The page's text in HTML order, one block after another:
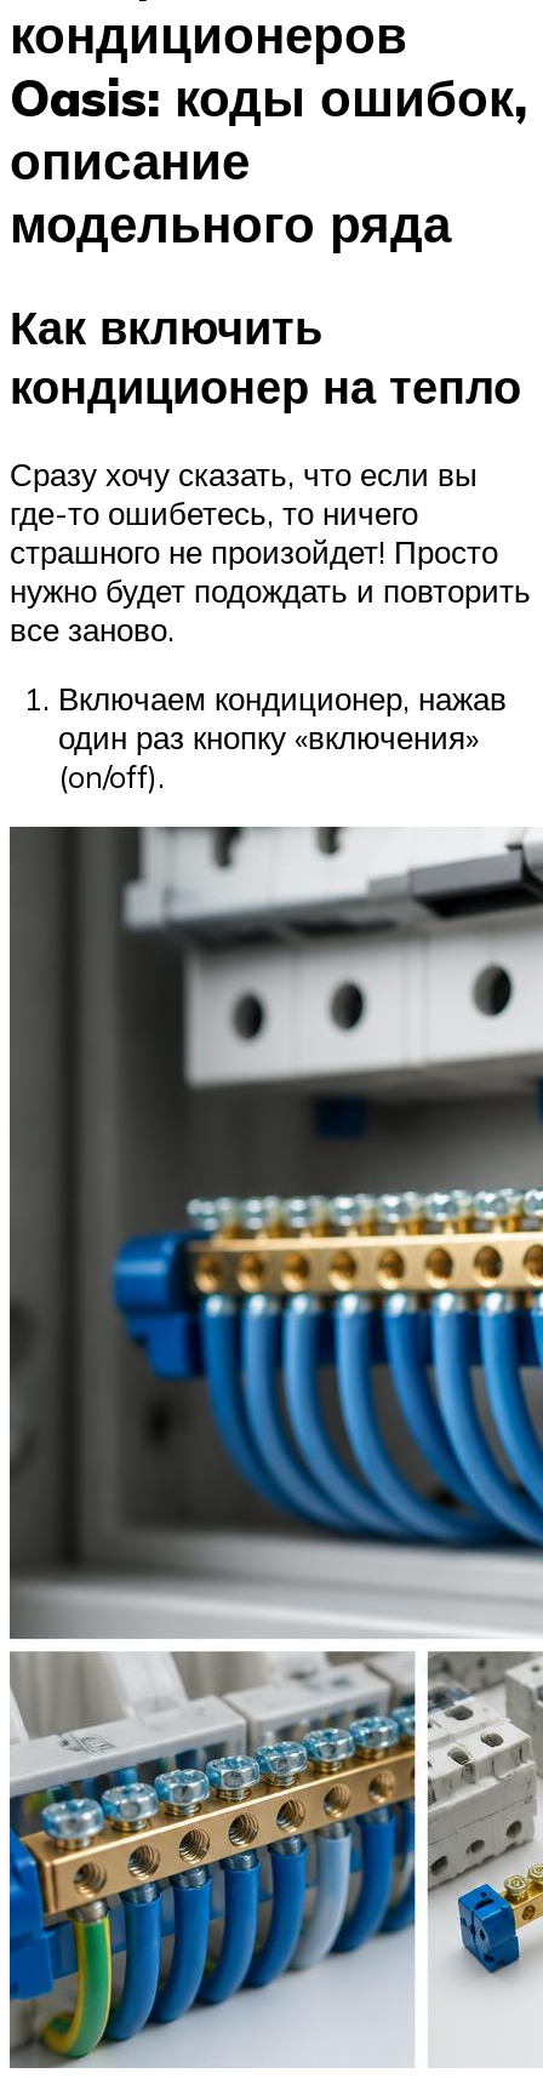
Меню
кондиционеров
Oasis: коды ошибок,
описание
модельного ряда
Как включить
кондиционер на тепло
Сразу хочу сказать, что если вы
где-то ошибетесь, то ничего
страшного не произойдет! Просто
нужно будет подождать и повторить
все заново.
Включаем кондиционер, нажав
один раз кнопку «включения»
(on/off).